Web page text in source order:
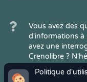
Politique
Vous avez des
d'informations à
avez une
Crenolibre ?